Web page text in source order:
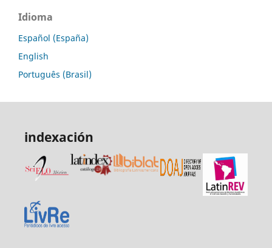
Idioma
Español (España)
English
Português (Brasil)
indexación